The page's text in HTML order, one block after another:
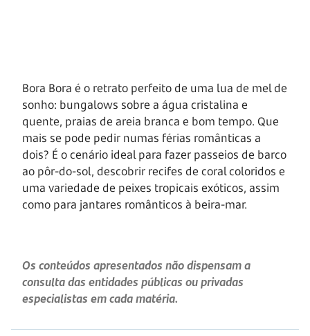
Bora Bora é o retrato perfeito de uma lua de mel de
sonho: bungalows sobre a água cristalina e
quente, praias de areia branca e bom tempo. Que
mais se pode pedir numas férias românticas a
dois? É o cenário ideal para fazer passeios de barco
ao pôr-do-sol, descobrir recifes de coral coloridos e
uma variedade de peixes tropicais exóticos, assim
como para jantares românticos à beira-mar.
Os conteúdos apresentados não dispensam a
consulta das entidades públicas ou privadas
especialistas em cada matéria.